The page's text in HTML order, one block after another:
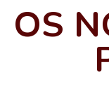
OS